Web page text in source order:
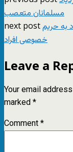
مسلمانان متعصب
next postبه حریم
خصوصی افراد
Leave a
Your email
marked*
Comment*